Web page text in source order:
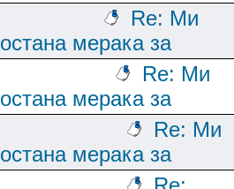
Re: Ми
остана мерака за
Re: Ми
остана мерака за
Re: Ми
остана мерака за